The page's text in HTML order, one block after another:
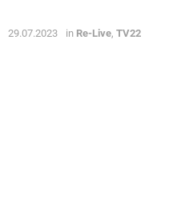
29.07.2023 in Re-Live, TV22